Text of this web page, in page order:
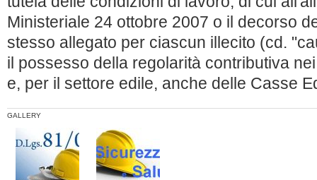
Ministeriale 24 ottobre 2007 o il decorso
stesso allegato per ciascun illecito (cd.
il possesso della regolarità contributiva
e, per il settore edile, anche delle Casse
GALLERY